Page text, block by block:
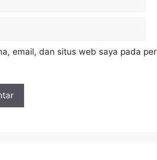
email, dan situs web saya pada